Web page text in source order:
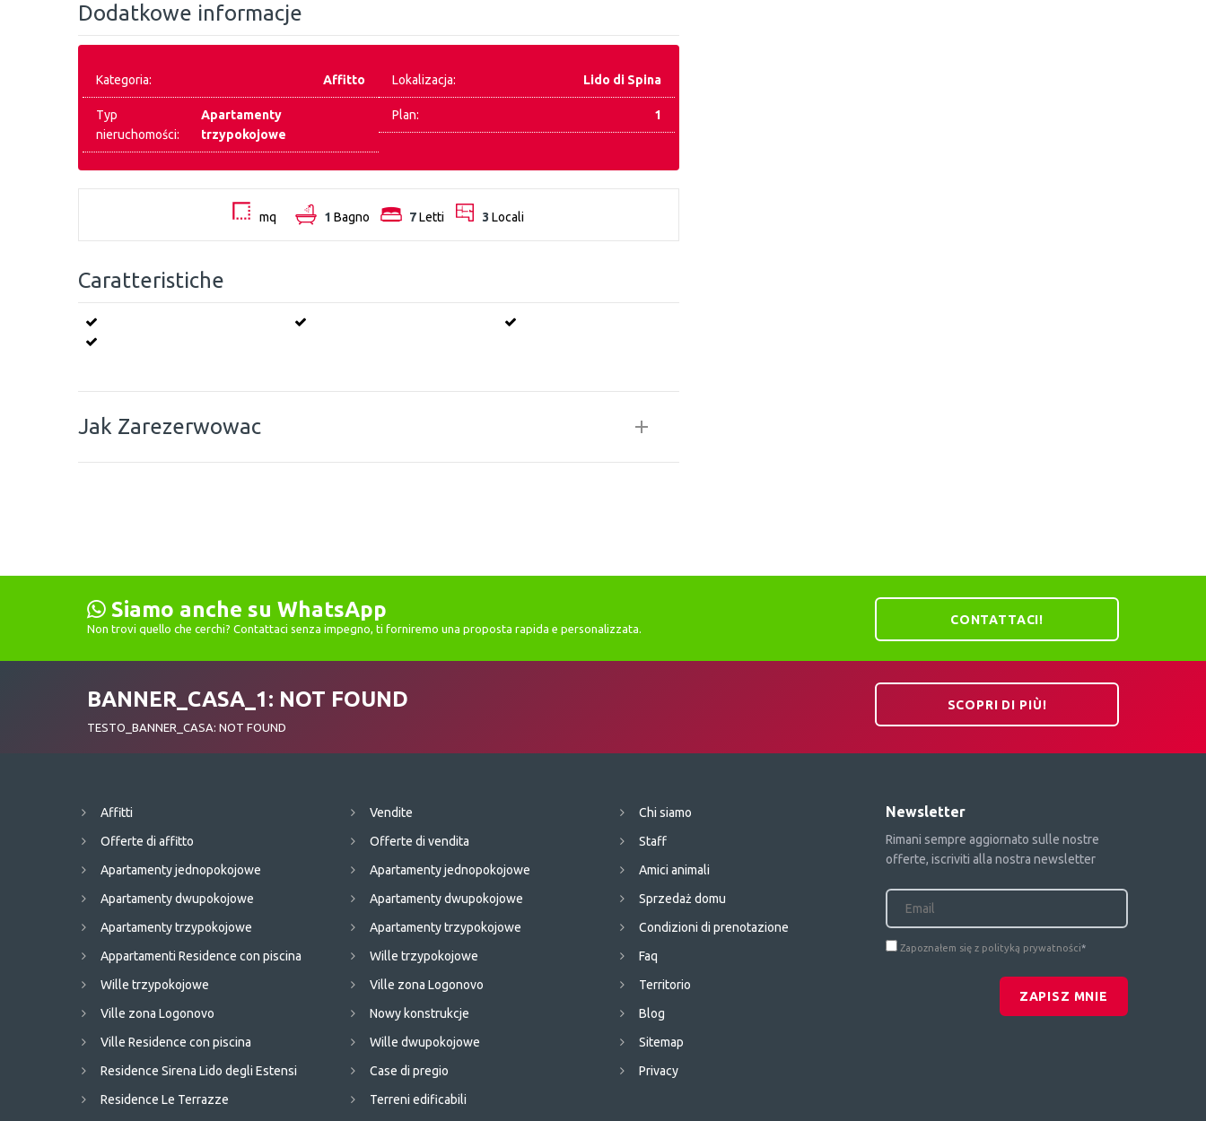
Dodatkowe informacje
Kategoria: Affitto Lokalizacja: Lido di Spina
Typ
nieruchomości:
Apartamenty
trzypokojowe
Plan: 1
mq 1 Bagno 7Letti 3 Locali
Caratteristiche
Jak Zarezerwowac
Siamo anche su WhatsApp
Non trovi quello che cerchi? Contattaci senza impegno, ti forniremo una proposta rapida e personalizzata.
CONTATTACI!
BANNER_CASA_1: NOT FOUND
TESTO_BANNER_CASA: NOT FOUND
SCOPRI DI PIÙ!
Affitti
Offerte di affitto
Apartamenty jednopokojowe
Apartamenty dwupokojowe
Apartamenty trzypokojowe
Appartamenti Residence con piscina
Wille trzypokojowe
Ville zona Logonovo
Ville Residence con piscina
Residence Sirena Lido degli Estensi
Residence Le Terrazze
Vendite
Offerte di vendita
Apartamenty jednopokojowe
Apartamenty dwupokojowe
Apartamenty trzypokojowe
Wille trzypokojowe
Ville zona Logonovo
Nowy konstrukcje
Wille dwupokojowe
Case di pregio
Terreni edificabili
Chi siamo
Staff
Amici animali
Sprzedaż domu
Condizioni di prenotazione
Faq
Territorio
Blog
Sitemap
Privacy
Newsletter
Rimani sempre aggiornato sulle nostre
offerte, iscriviti alla nostra newsletter
Zapoznałem się z polityką prywatności*
ZAPISZ MNIE